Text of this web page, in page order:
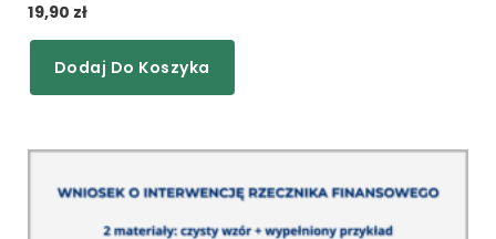
19,90 zł
Dodaj Do Koszyka